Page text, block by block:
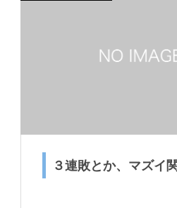
３連敗とか、マズイ